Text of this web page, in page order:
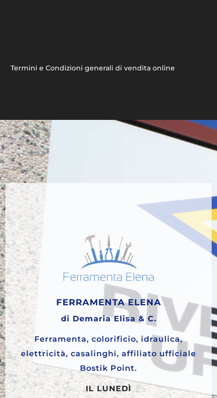
Termini e Condizioni generali di vendita online
FERRAMENTA ELENA
di Demaria Elisa & C.
Ferramenta, colorificio, idraulica,
elettricità, casalinghi, affiliato ufficiale
Bostik Point.
IL LUNEDÌ